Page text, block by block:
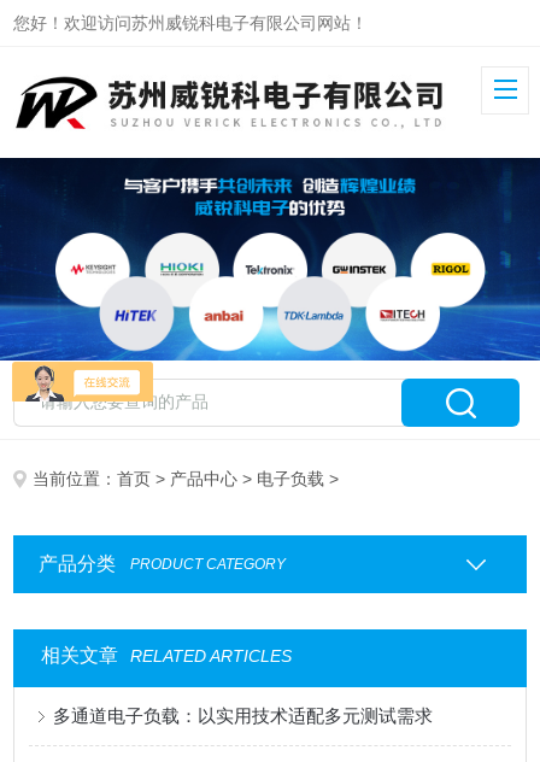
您好！欢迎访问苏州威锐科电子有限公司网站！
当前位置：首页 > 产品中心 > 电子负载 >
产品分类 PRODUCT CATEGORY
相关文章 RELATED ARTICLES
多通道电子负载：以实用技术适配多元测试需求